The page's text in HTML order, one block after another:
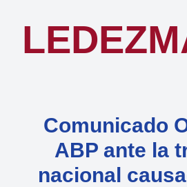
Comunicado
ABP ante la
nacional